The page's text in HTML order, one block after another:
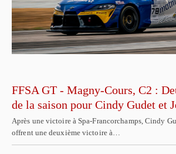
FFSA GT - Magny-Cours, C2 :
de la saison pour Cindy Gudet et
Après une victoire à Spa-Francorchamps, Cindy
offrent une deuxième victoire à…